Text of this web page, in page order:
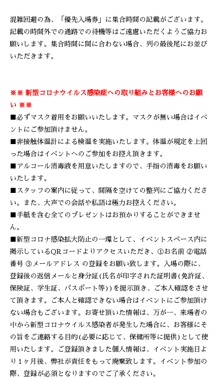
混雑回避の為、「優先入場券」に集合時間の記載がございます。
記載の時間外での通路での待機等はご遠慮いただくようご協力お
願いします。集合時間に間に合わない場合、列の最後尾にお並び
いただきます。
※※ 新型コロナウイルス感染症への取り組みとお客様へのお願
い ※※
■必ずマスク着用をお願いいたします。マスクが無い場合はイベ
ントにご参加頂けません。
■非接触体温計による検温を実施いたします。体温が規定を上回
った場合はイベントへのご参加をお控え頂きます。
■アルコール消毒液を用意いたしますので、手指の消毒をお願い
いたします。
■スタッフの案内に従って、間隔を空けての整列にご協力くださ
い。また、大声での会話や私語は極力お控えください。
■手紙を含む全てのプレゼントはお預かりすることができませ
ん。
■新型コロナ感染拡大防止の一環として、イベントスペース内に
掲示しているQRコードよりアクセスいただき、①お名前 ②電話
番号 ③メールアドレス の登録をお願い致します。入場の際に、
登録後の返信メールと身分証(氏名が印字された証明書(免許証、
保険証、学生証、パスポート等))を提示頂き、ご本人確認をさせ
て頂きます。ご本人と確認できない場合はイベントにご参加頂け
ない場合もございます。お寄せ頂いた情報は、万が一、来場者の
中から新型コロナウイルス感染者が発生した場合に、お客様にそ
の旨をご連絡する目的(必要に応じて、保健所等に提供)として使
用いたします。ご登録頂きました個人情報は、イベント実施日よ
り１ヶ月後、弊社が責任をもって廃棄致します。イベント参加の
際、登録が必須となりますのでご了承ください。